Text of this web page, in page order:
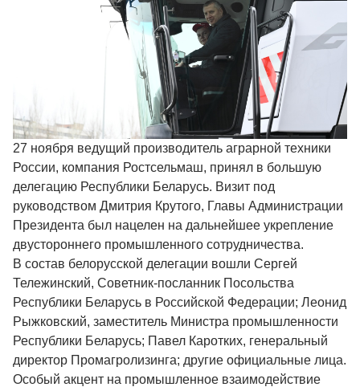
27 ноября ведущий производитель аграрной техники
России, компания Ростсельмаш, принял в большую
делегацию Республики Беларусь. Визит под
руководством Дмитрия Крутого, Главы Администрации
Президента был нацелен на дальнейшее укрепление
двустороннего промышленного сотрудничества.
В состав белорусской делегации вошли Сергей
Тележинский, Советник-посланник Посольства
Республики Беларусь в Российской Федерации; Леонид
Рыжковский, заместитель Министра промышленности
Республики Беларусь; Павел Каротких, генеральный
директор Промагролизинга; другие официальные лица.
Особый акцент на промышленное взаимодействие